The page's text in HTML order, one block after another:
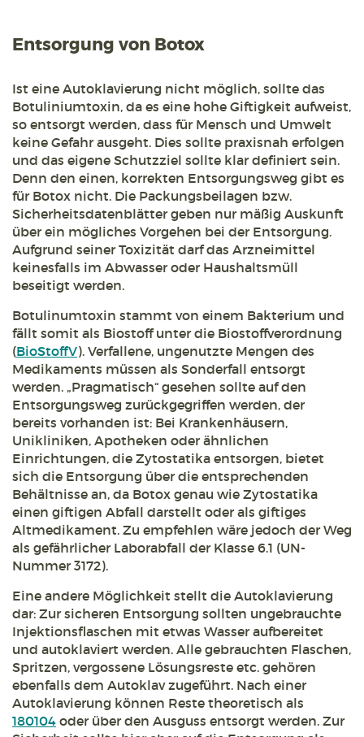
Entsorgung von Botox
Ist eine Autoklavierung nicht möglich, sollte das
Botuliniumtoxin, da es eine hohe Giftigkeit aufweist,
so entsorgt werden, dass für Mensch und Umwelt
keine Gefahr ausgeht. Dies sollte praxisnah erfolgen
und das eigene Schutzziel sollte klar definiert sein.
Denn den einen, korrekten Entsorgungsweg gibt es
für Botox nicht. Die Packungsbeilagen bzw.
Sicherheitsdatenblätter geben nur mäßig Auskunft
über ein mögliches Vorgehen bei der Entsorgung.
Aufgrund seiner Toxizität darf das Arzneimittel
keinesfalls im Abwasser oder Haushaltsmüll
beseitigt werden.
Botulinumtoxin stammt von einem Bakterium und
fällt somit als Biostoff unter die Biostoffverordnung
(BioStoffV). Verfallene, ungenutzte Mengen des
Medikaments müssen als Sonderfall entsorgt
werden. „Pragmatisch“ gesehen sollte auf den
Entsorgungsweg zurückgegriffen werden, der
bereits vorhanden ist: Bei Krankenhäusern,
Unikliniken, Apotheken oder ähnlichen
Einrichtungen, die Zytostatika entsorgen, bietet
sich die Entsorgung über die entsprechenden
Behältnisse an, da Botox genau wie Zytostatika
einen giftigen Abfall darstellt oder als giftiges
Altmedikament. Zu empfehlen wäre jedoch der Weg
als gefährlicher Laborabfall der Klasse 6.1 (UN-
Nummer 3172).
Eine andere Möglichkeit stellt die Autoklavierung
dar: Zur sicheren Entsorgung sollten ungebrauchte
Injektionsflaschen mit etwas Wasser aufbereitet
und autoklaviert werden. Alle gebrauchten Flaschen,
Spritzen, vergossene Lösungsreste etc. gehören
ebenfalls dem Autoklav zugeführt. Nach einer
Autoklavierung können Reste theoretisch als
180104 oder über den Ausguss entsorgt werden. Zur